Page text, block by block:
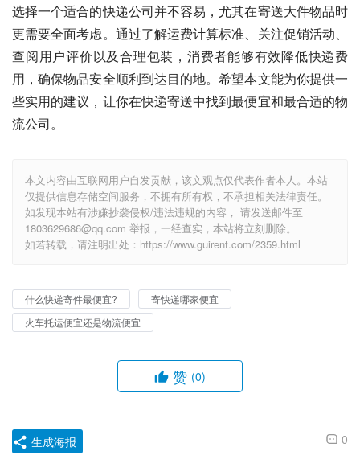
选择一个适合的快递公司并不容易，尤其在寄送大件物品时
更需要全面考虑。通过了解运费计算标准、关注促销活动、
查阅用户评价以及合理包装，消费者能够有效降低快递费
用，确保物品安全顺利到达目的地。希望本文能为你提供一
些实用的建议，让你在快递寄送中找到最便宜和最合适的物
流公司。
本文内容由互联网用户自发贡献，该文观点仅代表作者本人。本站
仅提供信息存储空间服务，不拥有所有权，不承担相关法律责任。
如发现本站有涉嫌抄袭侵权/违法违规的内容， 请发送邮件至
1803629686@qq.com 举报，一经查实，本站将立刻删除。
如若转载，请注明出处：https://www.guirent.com/2359.html
什么快递寄件最便宜?
寄快递哪家便宜
火车托运便宜还是物流便宜
赞 (0)
0
生成海报